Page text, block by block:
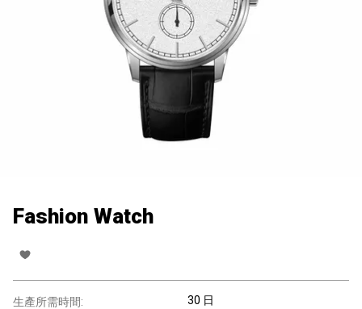
Fashion Watch
生產所需時間: 30 日